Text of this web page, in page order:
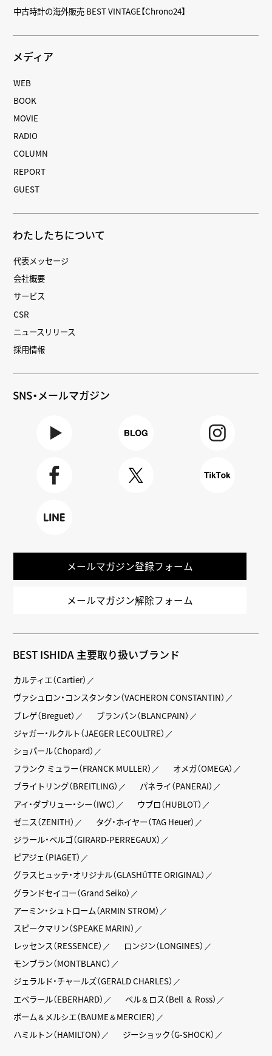
中古時計の海外販売 BEST VINTAGE【Chrono24】
メディア
WEB
BOOK
MOVIE
RADIO
COLUMN
REPORT
GUEST
わたしたちについて
代表メッセージ
会社概要
サービス
CSR
ニュースリリース
採用情報
SNS・メールマガジン
メールマガジン登録フォーム
メールマガジン解除フォーム
BEST ISHIDA 主要取り扱いブランド
カルティエ（Cartier）
ヴァシュロン・コンスタンタン（VACHERON CONSTANTIN）
ブレゲ（Breguet）
ブランパン（BLANCPAIN）
ジャガー・ルクルト（JAEGER LECOULTRE）
ショパール（Chopard）
フランク ミュラー（FRANCK MULLER）
オメガ（OMEGA）
ブライトリング（BREITLING）
パネライ（PANERAI）
アイ・ダブリュー・シー（IWC）
ウブロ（HUBLOT）
ゼニス（ZENITH）
タグ・ホイヤー（TAG Heuer）
ジラール・ペルゴ（GIRARD-PERREGAUX）
ピアジェ（PIAGET）
グラスヒュッテ・オリジナル（GLASHÜTTE ORIGINAL）
グランドセイコー（Grand Seiko）
アーミン・シュトローム（ARMIN STROM）
スピークマリン（SPEAKE MARIN）
レッセンス（RESSENCE）
ロンジン（LONGINES）
モンブラン（MONTBLANC）
ジェラルド・チャールズ（GERALD CHARLES）
エベラール（EBERHARD）
ベル＆ロス（Bell ＆ Ross）
ボーム＆メルシエ（BAUME＆MERCIER）
ハミルトン（HAMILTON）
ジーショック（G-SHOCK）